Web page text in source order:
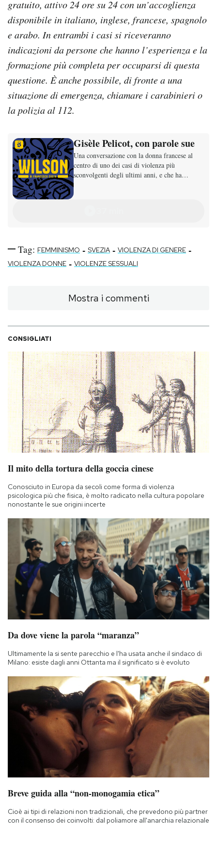
gratuito, attivo 24 ore su 24 con un’accoglienza
disponibile in italiano, inglese, francese, spagnolo
e arabo. In entrambi i casi si riceveranno
indicazioni da persone che hanno l’esperienza e la
formazione più completa per occuparsi di questa
questione. È anche possibile, di fronte a una
situazione di emergenza, chiamare i carabinieri o
la polizia al 112.
Gisèle Pelicot, con parole sue
Una conversazione con la donna francese al
centro di uno dei casi di violenza più
sconvolgenti degli ultimi anni, e che ha
Tag: FEMMINISMO - SVEZIA - VIOLENZA DI GENERE -
VIOLENZA DONNE - VIOLENZE SESSUALI
Mostra i commenti
CONSIGLIATI
Il mito della tortura della goccia cinese
Conosciuto in Europa da secoli come forma di violenza
psicologica più che fisica, è molto radicato nella cultura popolare
nonostante le sue origini incerte
Da dove viene la parola “maranza”
Ultimamente la si sente parecchio e l'ha usata anche il sindaco di
Milano: esiste dagli anni Ottanta ma il significato si è evoluto
Breve guida alla “non-monogamia etica”
Cioè ai tipi di relazioni non tradizionali, che prevedono più partner
con il consenso dei coinvolti: dal poliamore all'anarchia relazionale